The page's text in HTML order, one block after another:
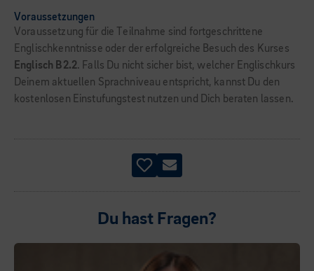
Voraussetzungen
Voraussetzung für die Teilnahme sind fortgeschrittene
Englischkenntnisse oder der erfolgreiche Besuch des Kurses
Englisch B2.2. Falls Du nicht sicher bist, welcher Englischkurs
Deinem aktuellen Sprachniveau entspricht, kannst Du den
kostenlosen Einstufungstest nutzen und Dich beraten lassen.
Du hast Fragen?